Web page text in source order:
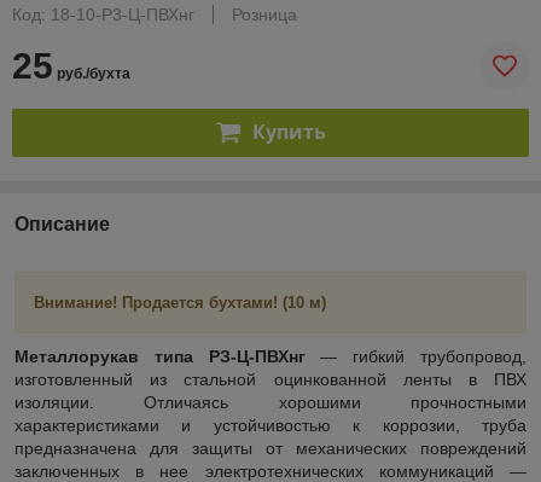
Код: 18-10-Р3-Ц-ПВХнг
Розница
25 руб./бухта
Купить
Описание
Внимание! Продается бухтами! (10 м)
Металлорукав типа РЗ-Ц-ПВХнг— гибкий трубопровод,
изготовленный из стальной оцинкованной ленты в ПВХ
изоляции. Отличаясь хорошими прочностными
характеристиками и устойчивостью к коррозии, труба
предназначена для защиты от механических повреждений
заключенных в нее электротехнических коммуникаций —